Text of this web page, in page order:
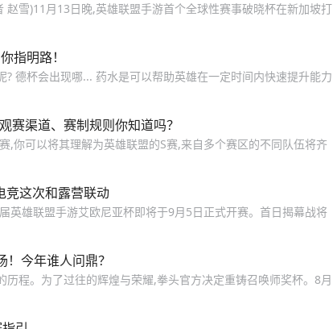
赵雪)11月13日晚,英雄联盟手游首个全球性赛事破晓杯在新加坡打
指明路！
德杯会出现哪... 药水是可以帮助英雄在一定时间内快速提升能力
赛渠道、赛制规则你知道吗？
,你可以将其理解为英雄联盟的S赛,来自多个赛区的不同队伍将齐
竞这次和露营联动
英雄联盟手游艾欧尼亚杯即将于9月5日正式开赛。首日揭幕战将
今年谁人问鼎？
历程。为了过往的辉煌与荣耀,拳头官方决定重铸召唤师奖杯。8月